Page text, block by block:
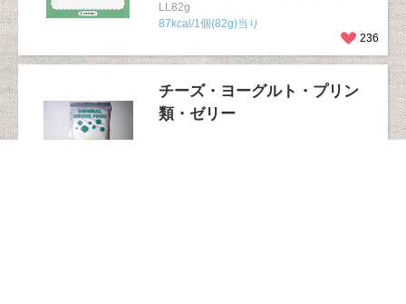
LL82g
87kcal/1個(82g)当り
236
チーズ・ヨーグルト・プリン
類・ゼリー